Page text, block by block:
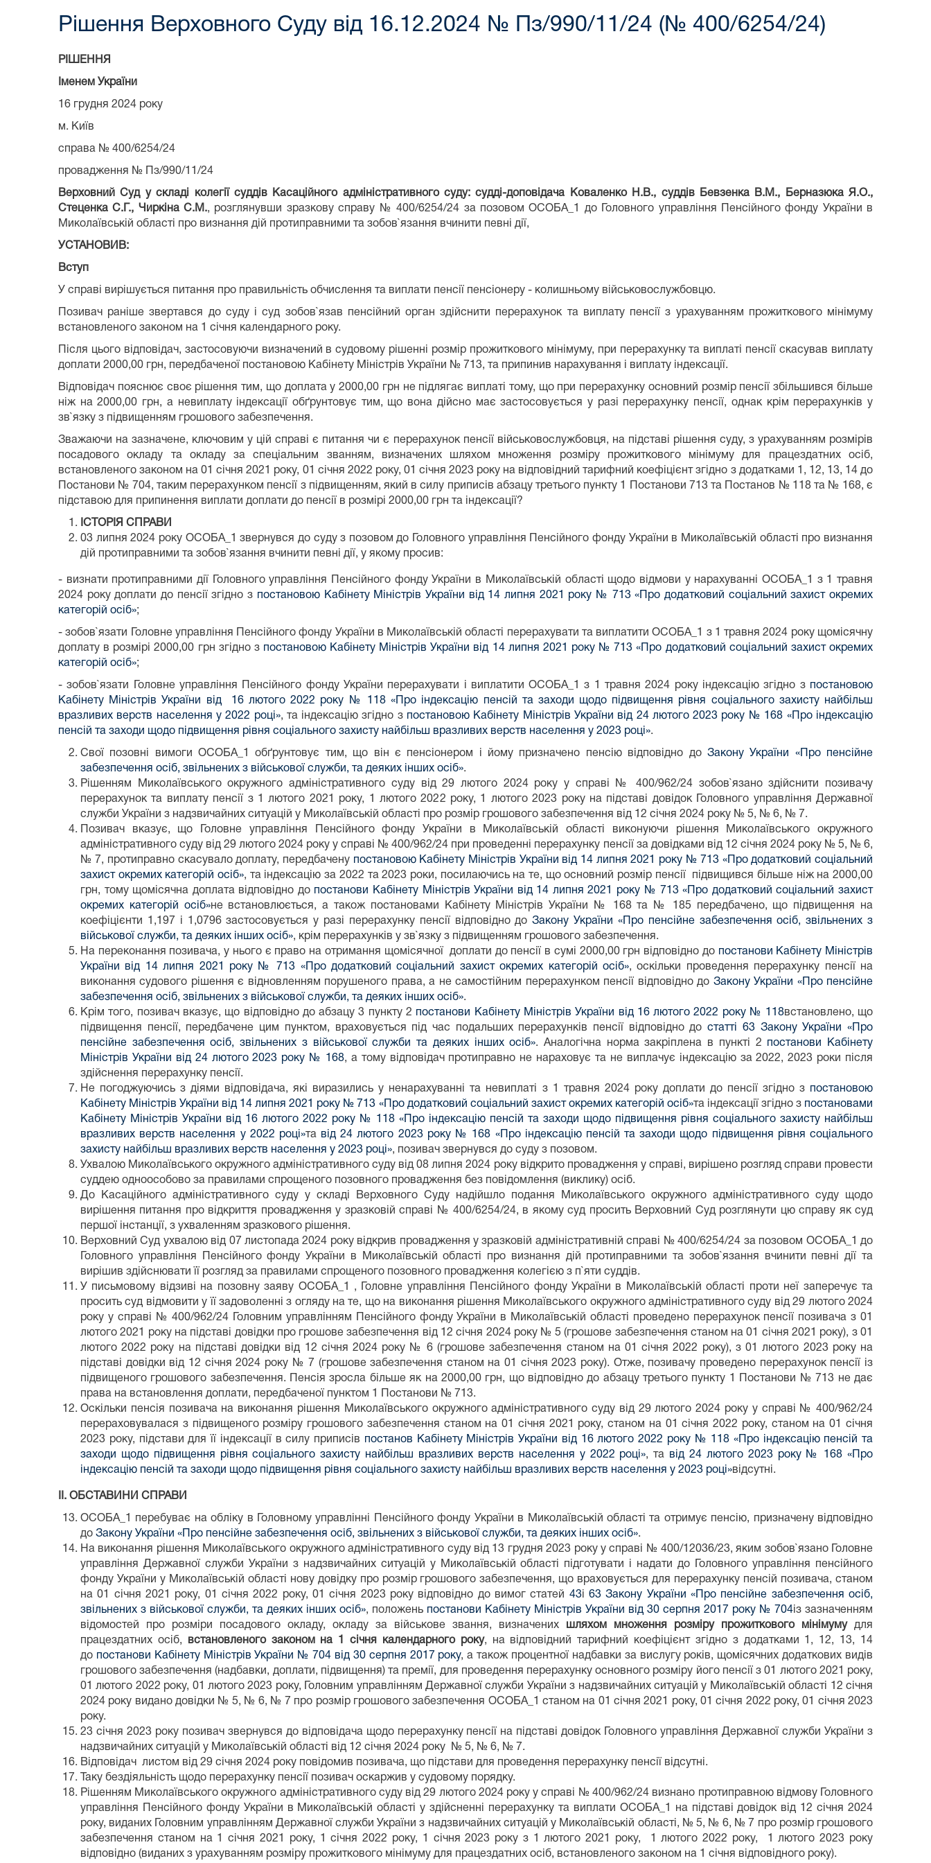
Рішення Верховного Суду від 16.12.2024 № Пз/990/11/24 (№ 400/6254/24)
РІШЕННЯ
Іменем України
16 грудня 2024 року
м. Київ
справа № 400/6254/24
провадження № Пз/990/11/24
Верховний Суд у складі колегії суддів Касаційного адміністративного суду: судді-доповідача Коваленко Н.В., суддів Бевзенка В.М., Берназюка Я.О.,
Стеценка С.Г., Чиркіна С.М., розглянувши зразкову справу № 400/6254/24 за позовом ОСОБА_1 до Головного управління Пенсійного фонду України в
Миколаївській області про визнання дій протиправними та зобов`язання вчинити певні дії,
УСТАНОВИВ:
Вступ
У справі вирішується питання про правильність обчислення та виплати пенсії пенсіонеру - колишньому військовослужбовцю.
Позивач раніше звертався до суду і суд зобов`язав пенсійний орган здійснити перерахунок та виплату пенсії з урахуванням прожиткового мінімуму
встановленого законом на 1 січня календарного року.
Після цього відповідач, застосовуючи визначений в судовому рішенні розмір прожиткового мінімуму, при перерахунку та виплаті пенсії скасував виплату
доплати 2000,00 грн, передбаченої постановою Кабінету Міністрів України № 713, та припинив нарахування і виплату індексації.
Відповідач пояснює своє рішення тим, що доплата у 2000,00 грн не підлягає виплаті тому, що при перерахунку основний розмір пенсії збільшився більше
ніж на 2000,00 грн, а невиплату індексації обґрунтовує тим, що вона дійсно має застосовується у разі перерахунку пенсії, однак крім перерахунків у
зв`язку з підвищенням грошового забезпечення.
Зважаючи на зазначене, ключовим у цій справі є питання чи є перерахунок пенсії військовослужбовця, на підставі рішення суду, з урахуванням розмірів
посадового окладу та окладу за спеціальним званням, визначених шляхом множення розміру прожиткового мінімуму для працездатних осіб,
встановленого законом на 01 січня 2021 року, 01 січня 2022 року, 01 січня 2023 року на відповідний тарифний коефіцієнт згідно з додатками 1, 12, 13, 14 до
Постанови № 704, таким перерахунком пенсії з підвищенням, який в силу приписів абзацу третього пункту 1 Постанови 713 та Постанов № 118 та № 168, є
підставою для припинення виплати доплати до пенсії в розмірі 2000,00 грн та індексації?
ІСТОРІЯ СПРАВИ
03 липня 2024 року ОСОБА_1 звернувся до суду з позовом до Головного управління Пенсійного фонду України в Миколаївській області про визнання
дій протиправними та зобов`язання вчинити певні дії, у якому просив:
- визнати протиправними дії Головного управління Пенсійного фонду України в Миколаївській області щодо відмови у нарахуванні ОСОБА_1 з 1 травня
2024 року доплати до пенсії згідно з постановою Кабінету Міністрів України від 14 липня 2021 року № 713 «Про додатковий соціальний захист окремих
категорій осіб»;
- зобов`язати Головне управління Пенсійного фонду України в Миколаївській області перерахувати та виплатити ОСОБА_1 з 1 травня 2024 року щомісячну
доплату в розмірі 2000,00 грн згідно з постановою Кабінету Міністрів України від 14 липня 2021 року № 713 «Про додатковий соціальний захист окремих
категорій осіб»;
- зобов`язати Головне управління Пенсійного фонду України перерахувати і виплатити ОСОБА_1 з 1 травня 2024 року індексацію згідно з постановою
Кабінету Міністрів України від 16 лютого 2022 року № 118 «Про індексацію пенсій та заходи щодо підвищення рівня соціального захисту найбільш
вразливих верств населення у 2022 році», та індексацію згідно з постановою Кабінету Міністрів України від 24 лютого 2023 року № 168 «Про індексацію
пенсій та заходи щодо підвищення рівня соціального захисту найбільш вразливих верств населення у 2023 році».
Свої позовні вимоги ОСОБА_1 обґрунтовує тим, що він є пенсіонером і йому призначено пенсію відповідно до Закону України «Про пенсійне
забезпечення осіб, звільнених з військової служби, та деяких інших осіб».
Рішенням Миколаївського окружного адміністративного суду від 29 лютого 2024 року у справі № 400/962/24 зобов`язано здійснити позивачу
перерахунок та виплату пенсії з 1 лютого 2021 року, 1 лютого 2022 року, 1 лютого 2023 року на підставі довідок Головного управління Державної
служби України з надзвичайних ситуацій у Миколаївській області про розмір грошового забезпечення від 12 січня 2024 року № 5, № 6, № 7.
Позивач вказує, що Головне управління Пенсійного фонду України в Миколаївській області виконуючи рішення Миколаївського окружного
адміністративного суду від 29 лютого 2024 року у справі № 400/962/24 при проведенні перерахунку пенсії за довідками від 12 січня 2024 року № 5, № 6,
№ 7, протиправно скасувало доплату, передбачену постановою Кабінету Міністрів України від 14 липня 2021 року № 713 «Про додатковий соціальний
захист окремих категорій осіб», та індексацію за 2022 та 2023 роки, посилаючись на те, що основний розмір пенсії підвищився більше ніж на 2000,00
грн, тому щомісячна доплата відповідно до постанови Кабінету Міністрів України від 14 липня 2021 року № 713 «Про додатковий соціальний захист
окремих категорій осіб»не встановлюється, а також постановами Кабінету Міністрів України № 168 та № 185 передбачено, що підвищення на
коефіцієнти 1,197 і 1,0796 застосовується у разі перерахунку пенсії відповідно доЗакону України «Про пенсійне забезпечення осіб, звільнених з
військової служби, та деяких інших осіб», крім перерахунків у зв`язку з підвищенням грошового забезпечення.
На переконання позивача, у нього є право на отримання щомісячної доплати до пенсії в сумі 2000,00 грн відповідно до постанови Кабінету Міністрів
України від 14 липня 2021 року № 713 «Про додатковий соціальний захист окремих категорій осіб», оскільки проведення перерахунку пенсії на
виконання судового рішення є відновленням порушеного права, а не самостійним перерахунком пенсії відповідно до Закону України «Про пенсійне
забезпечення осіб, звільнених з військової служби, та деяких інших осіб».
Крім того, позивач вказує, що відповідно до абзацу 3 пункту 2 постанови Кабінету Міністрів України від 16 лютого 2022 року № 118встановлено, що
підвищення пенсії, передбачене цим пунктом, враховується під час подальших перерахунків пенсії відповідно достатті 63 Закону України «Про
пенсійне забезпечення осіб, звільнених з військової служби та деяких інших осіб». Аналогічна норма закріплена в пункті 2 постанови Кабінету
Міністрів України від 24 лютого 2023 року № 168, а тому відповідач протиправно не нараховує та не виплачує індексацію за 2022, 2023 роки після
здійснення перерахунку пенсії.
Не погоджуючись з діями відповідача, які виразились у ненарахуванні та невиплаті з 1 травня 2024 року доплати до пенсії згідно з постановою
Кабінету Міністрів України від 14 липня 2021 року № 713 «Про додатковий соціальний захист окремих категорій осіб»та індексації згідно з постановами
Кабінету Міністрів України від 16 лютого 2022 року № 118 «Про індексацію пенсій та заходи щодо підвищення рівня соціального захисту найбільш
вразливих верств населення у 2022 році»та від 24 лютого 2023 року № 168 «Про індексацію пенсій та заходи щодо підвищення рівня соціального
захисту найбільш вразливих верств населення у 2023 році», позивач звернувся до суду з позовом.
Ухвалою Миколаївського окружного адміністративного суду від 08 липня 2024 року відкрито провадження у справі, вирішено розгляд справи провести
суддею одноособово за правилами спрощеного позовного провадження без повідомлення (виклику) осіб.
До Касаційного адміністративного суду у складі Верховного Суду надійшло подання Миколаївського окружного адміністративного суду щодо
вирішення питання про відкриття провадження у зразковій справі № 400/6254/24, в якому суд просить Верховний Суд розглянути цю справу як суд
першої інстанції, з ухваленням зразкового рішення.
Верховний Суд ухвалою від 07 листопада 2024 року відкрив провадження у зразковій адміністративній справі № 400/6254/24 за позовом ОСОБА_1 до
Головного управління Пенсійного фонду України в Миколаївській області про визнання дій протиправними та зобов`язання вчинити певні дії та
вирішив здійснювати її розгляд за правилами спрощеного позовного провадження колегією з п`яти суддів.
У письмовому відзиві на позовну заяву ОСОБА_1 , Головне управління Пенсійного фонду України в Миколаївській області проти неї заперечує та
просить суд відмовити у її задоволенні з огляду на те, що на виконання рішення Миколаївського окружного адміністративного суду від 29 лютого 2024
року у справі № 400/962/24 Головним управлінням Пенсійного фонду України в Миколаївській області проведено перерахунок пенсії позивача з 01
лютого 2021 року на підставі довідки про грошове забезпечення від 12 січня 2024 року № 5 (грошове забезпечення станом на 01 січня 2021 року), з 01
лютого 2022 року на підставі довідки від 12 січня 2024 року № 6 (грошове забезпечення станом на 01 січня 2022 року), з 01 лютого 2023 року на
підставі довідки від 12 січня 2024 року № 7 (грошове забезпечення станом на 01 січня 2023 року). Отже, позивачу проведено перерахунок пенсії із
підвищеного грошового забезпечення. Пенсія зросла більше як на 2000,00 грн, що відповідно до абзацу третього пункту 1 Постанови № 713 не дає
права на встановлення доплати, передбаченої пунктом 1 Постанови № 713.
Оскільки пенсія позивача на виконання рішення Миколаївського окружного адміністративного суду від 29 лютого 2024 року у справі № 400/962/24
перераховувалася з підвищеного розміру грошового забезпечення станом на 01 січня 2021 року, станом на 01 січня 2022 року, станом на 01 січня
2023 року, підстави для її індексації в силу приписів постанов Кабінету Міністрів України від 16 лютого 2022 року № 118 «Про індексацію пенсій та
заходи щодо підвищення рівня соціального захисту найбільш вразливих верств населення у 2022 році», та від 24 лютого 2023 року № 168 «Про
індексацію пенсій та заходи щодо підвищення рівня соціального захисту найбільш вразливих верств населення у 2023 році»відсутні.
ІІ. ОБСТАВИНИ СПРАВИ
ОСОБА_1 перебуває на обліку в Головному управлінні Пенсійного фонду України в Миколаївській області та отримує пенсію, призначену відповідно
до Закону України «Про пенсійне забезпечення осіб, звільнених з військової служби, та деяких інших осіб».
На виконання рішення Миколаївського окружного адміністративного суду від 13 грудня 2023 року у справі № 400/12036/23, яким зобов`язано Головне
управління Державної служби України з надзвичайних ситуацій у Миколаївській області підготувати і надати до Головного управління пенсійного
фонду України у Миколаївській області нову довідку про розмір грошового забезпечення, що враховується для перерахунку пенсій позивача, станом
на 01 січня 2021 року, 01 січня 2022 року, 01 січня 2023 року відповідно до вимог статей 43і63 Закону України «Про пенсійне забезпечення осіб,
звільнених з військової служби, та деяких інших осіб», положень постанови Кабінету Міністрів України від 30 серпня 2017 року № 704із зазначенням
відомостей про розміри посадового окладу, окладу за військове звання, визначених шляхом множення розміру прожиткового мінімумудля
працездатних осіб, встановленого законом на 1 січня календарного року, на відповідний тарифний коефіцієнт згідно з додатками 1, 12, 13, 14
до постанови Кабінету Міністрів України № 704 від 30 серпня 2017 року, а також процентної надбавки за вислугу років, щомісячних додаткових видів
грошового забезпечення (надбавки, доплати, підвищення) та премії, для проведення перерахунку основного розміру його пенсії з 01 лютого 2021 року,
01 лютого 2022 року, 01 лютого 2023 року, Головним управлінням Державної служби України з надзвичайних ситуацій у Миколаївській області 12 січня
2024 року видано довідки № 5, № 6, № 7 про розмір грошового забезпечення ОСОБА_1 станом на 01 січня 2021 року, 01 січня 2022 року, 01 січня 2023
року.
23 січня 2023 року позивач звернувся до відповідача щодо перерахунку пенсії на підставі довідок Головного управління Державної служби України з
надзвичайних ситуацій у Миколаївській області від 12 січня 2024 року № 5, № 6, № 7.
Відповідач листом від 29 січня 2024 року повідомив позивача, що підстави для проведення перерахунку пенсії відсутні.
Таку бездіяльність щодо перерахунку пенсії позивач оскаржив у судовому порядку.
Рішенням Миколаївського окружного адміністративного суду від 29 лютого 2024 року у справі № 400/962/24 визнано протиправною відмову Головного
управління Пенсійного фонду України в Миколаївській області у здійсненні перерахунку та виплати ОСОБА_1 на підставі довідок від 12 січня 2024
року, виданих Головним управлінням Державної служби України з надзвичайних ситуацій у Миколаївській області, № 5, № 6, № 7 про розмір грошового
забезпечення станом на 1 січня 2021 року, 1 січня 2022 року, 1 січня 2023 року з 1 лютого 2021 року, 1 лютого 2022 року, 1 лютого 2023 року
відповідно (виданих з урахуванням розміру прожиткового мінімуму для працездатних осіб, встановленого законом на 1 січня відповідного року).